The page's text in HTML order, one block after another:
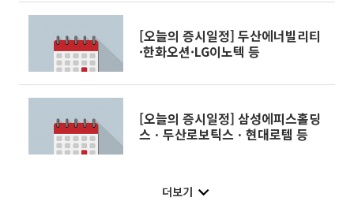
[오늘의 증시일정] 두산에너빌리티
·한화오션·LG이노텍 등
[오늘의 증시일정] 삼성에피스홀딩
스ㆍ두산로보틱스ㆍ현대로템 등
더보기